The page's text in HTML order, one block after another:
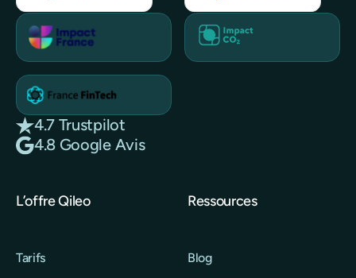
4.7 Trustpilot
4.8 Google Avis
L’offre Qileo
Tarifs
Ressources
Blog